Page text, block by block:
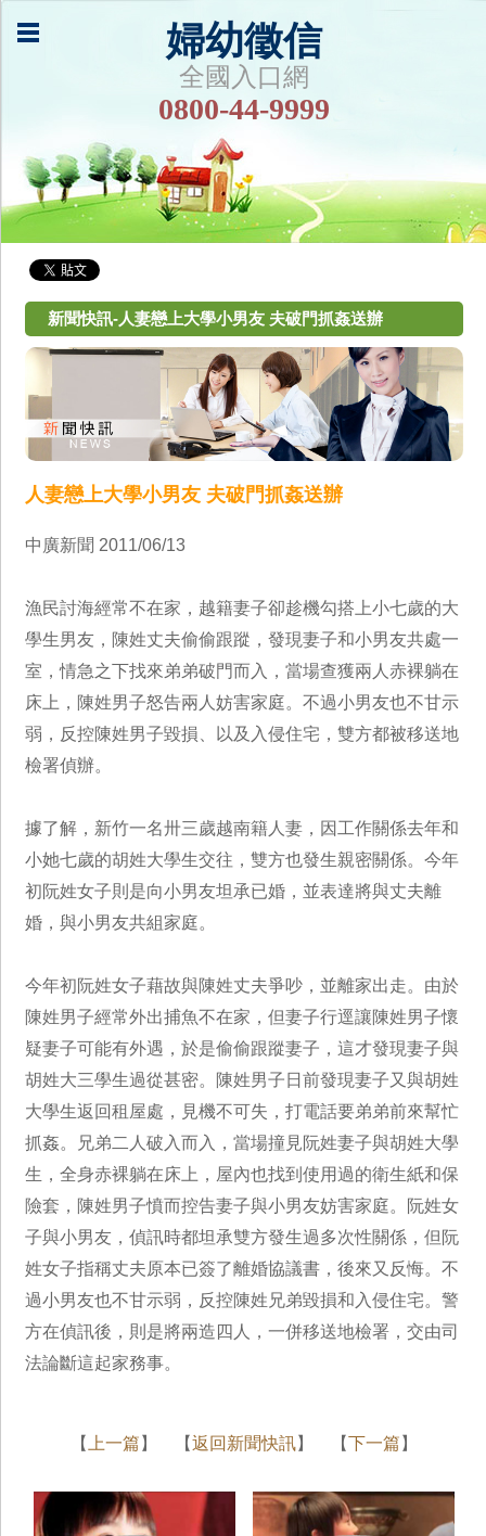
婦幼徵信
全國入口網
0800-44-9999
新聞快訊-人妻戀上大學小男友 夫破門抓姦送辦
人妻戀上大學小男友 夫破門抓姦送辦
中廣新聞 2011/06/13
漁民討海經常不在家，越籍妻子卻趁機勾搭上小七歲的大
學生男友，陳姓丈夫偷偷跟蹤，發現妻子和小男友共處一
室，情急之下找來弟弟破門而入，當場查獲兩人赤裸躺在
床上，陳姓男子怒告兩人妨害家庭。不過小男友也不甘示
弱，反控陳姓男子毀損、以及入侵住宅，雙方都被移送地
檢署偵辦。
據了解，新竹一名卅三歲越南籍人妻，因工作關係去年和
小她七歲的胡姓大學生交往，雙方也發生親密關係。今年
初阮姓女子則是向小男友坦承已婚，並表達將與丈夫離
婚，與小男友共組家庭。
今年初阮姓女子藉故與陳姓丈夫爭吵，並離家出走。由於
陳姓男子經常外出捕魚不在家，但妻子行逕讓陳姓男子懷
疑妻子可能有外遇，於是偷偷跟蹤妻子，這才發現妻子與
胡姓大三學生過從甚密。陳姓男子日前發現妻子又與胡姓
大學生返回租屋處，見機不可失，打電話要弟弟前來幫忙
抓姦。兄弟二人破入而入，當場撞見阮姓妻子與胡姓大學
生，全身赤裸躺在床上，屋內也找到使用過的衛生紙和保
險套，陳姓男子憤而控告妻子與小男友妨害家庭。阮姓女
子與小男友，偵訊時都坦承雙方發生過多次性關係，但阮
姓女子指稱丈夫原本已簽了離婚協議書，後來又反悔。不
過小男友也不甘示弱，反控陳姓兄弟毀損和入侵住宅。警
方在偵訊後，則是將兩造四人，一併移送地檢署，交由司
法論斷這起家務事。
【 上一篇 】 【返回新聞快訊】 【下一篇 】